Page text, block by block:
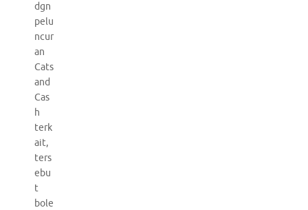
dgn
pelu
ncur
an
Cats
and
Cas
h
terk
ait,
ters
ebu
t
bole